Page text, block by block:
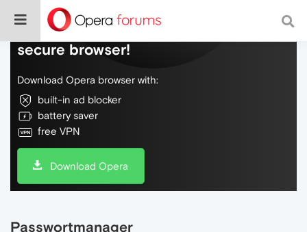
Do more on the web, with a fast and
secure browser!
Download Opera browser with:
built-in ad blocker
battery saver
free VPN
Download Opera
Passwortmanager